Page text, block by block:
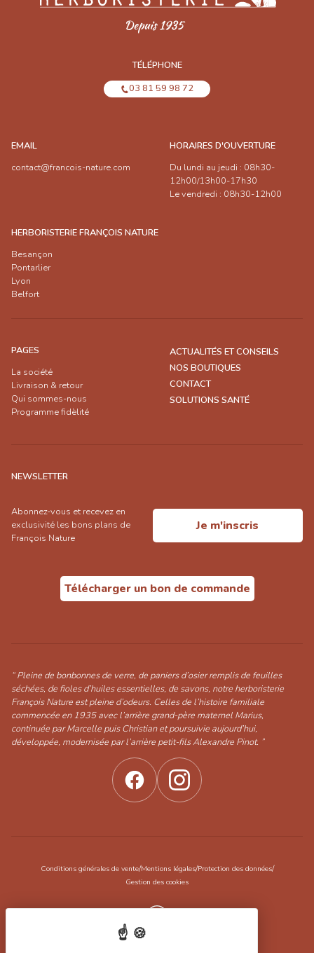
TÉLÉPHONE
03 81 59 98 72
EMAIL
contact@francois-nature.com
HORAIRES D'OUVERTURE
Du lundi au jeudi : 08h30-
12h00/13h00-17h30
Le vendredi : 08h30-12h00
HERBORISTERIE FRANÇOIS NATURE
Besançon
Pontarlier
Lyon
Belfort
PAGES
La société
Livraison & retour
Qui sommes-nous
Programme fidèlité
ACTUALITÉS ET CONSEILS
NOS BOUTIQUES
CONTACT
SOLUTIONS SANTÉ
NEWSLETTER
Abonnez-vous et recevez en
exclusivité les bons plans de
François Nature
Je m'inscris
Télécharger un bon de commande
“ Pleine de bonbonnes de verre, de paniers d’osier remplis de feuilles
séchées, de fioles d’huiles essentielles, de savons, notre herboristerie
François Nature est pleine d’odeurs. Celles de l’histoire familiale
commencée en 1935 avec l’arrière grand-père maternel Marius,
continuée par Marcelle puis Christian et poursuivie aujourd’hui,
développée, modernisée par l’arrière petit-fils Alexandre Pinot. ”
Conditions générales de vente/Mentions légales/Protection des données/
Gestion des cookies
Réalisation Koredge